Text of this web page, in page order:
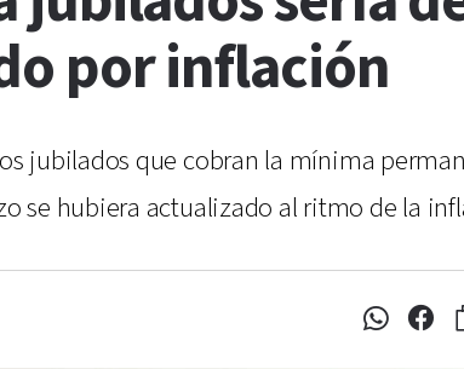
por inflación
jubilados que cobran la mínima
se hubiera actualizado al ritmo de la